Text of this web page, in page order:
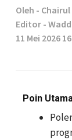
Oleh -
Editor -
11 Mei 2026
Poin